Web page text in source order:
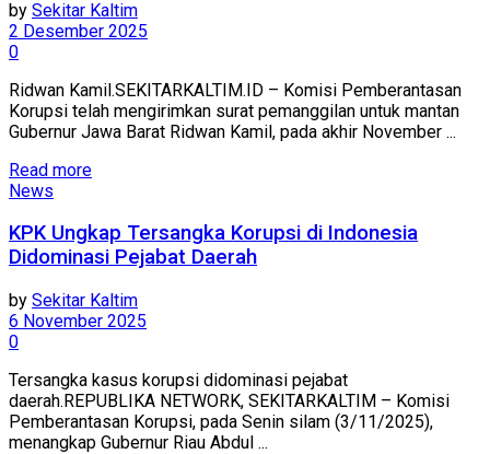
by Sekitar Kaltim
2 Desember 2025
0
Ridwan Kamil.SEKITARKALTIM.ID – Komisi Pemberantasan
Korupsi telah mengirimkan surat pemanggilan untuk mantan
Gubernur Jawa Barat Ridwan Kamil, pada akhir November ...
Read more
News
KPK Ungkap Tersangka Korupsi di Indonesia
Didominasi Pejabat Daerah
by Sekitar Kaltim
6 November 2025
0
Tersangka kasus korupsi didominasi pejabat
daerah.REPUBLIKA NETWORK, SEKITARKALTIM – Komisi
Pemberantasan Korupsi, pada Senin silam (3/11/2025),
menangkap Gubernur Riau Abdul ...